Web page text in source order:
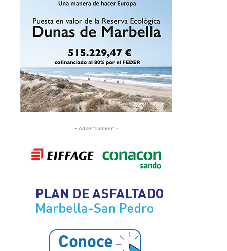
- Advertisement -